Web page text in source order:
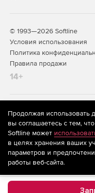
© 1993—2026 Softline
Условия использования
Политика
Правила продажи
14+
На информационном
рекомендательные
предоставления
систематизации и
предпочтениям
находящихся на
Продолжая использовать
вы соглашаетесь с тем,
Softline может
в целях хранения ваших
параметров и
работы веб-сайта.